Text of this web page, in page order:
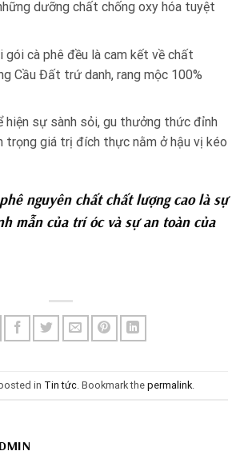
dưỡng chất chống oxy hóa tuyệt
cà phê đều là cam kết về chất
Cầu Đất trứ danh, rang mộc 100%
hiện sự sành sỏi, gu thưởng thức đỉnh
trọng giá trị đích thực nằm ở hậu vị kéo
nguyên chấtchất lượng cao là sự
mẫn của trí óc và sự an toàn của
in Tin tức. Bookmark the permalink.